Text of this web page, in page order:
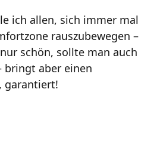
ich allen, sich immer mal
rauszubewegen –
schön, sollte man auch
bringt aber einen
garantiert!